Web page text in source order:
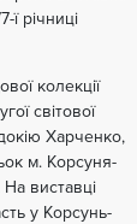
річниці
колекції
світової
Харченко,
м. Корсуня-
виставці
у Корсунь-